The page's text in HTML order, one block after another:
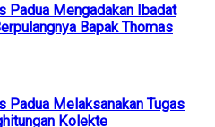
Padua Mengadakan Ibadat
Bapak Thomas
Padua Melaksanakan Tugas
Kolekte